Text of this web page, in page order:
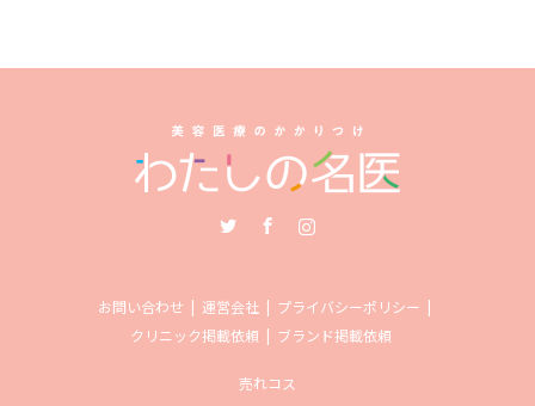
お問い合わせ 運営会社
プライバシーポリシー
クリニック掲載依頼
ブランド掲載依頼
売れコス